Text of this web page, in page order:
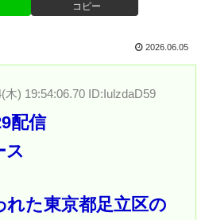
コピー
2026.06.05
木) 19:54:06.70 ID:IulzdaD59
配信
ス
た東京都足立区の